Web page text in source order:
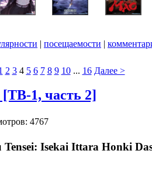
| посещаемости |
2 3 4 5 6 7 8 9 10... 16 Далее >
1, часть 2]
4767
Tensei: Isekai Ittara Honki